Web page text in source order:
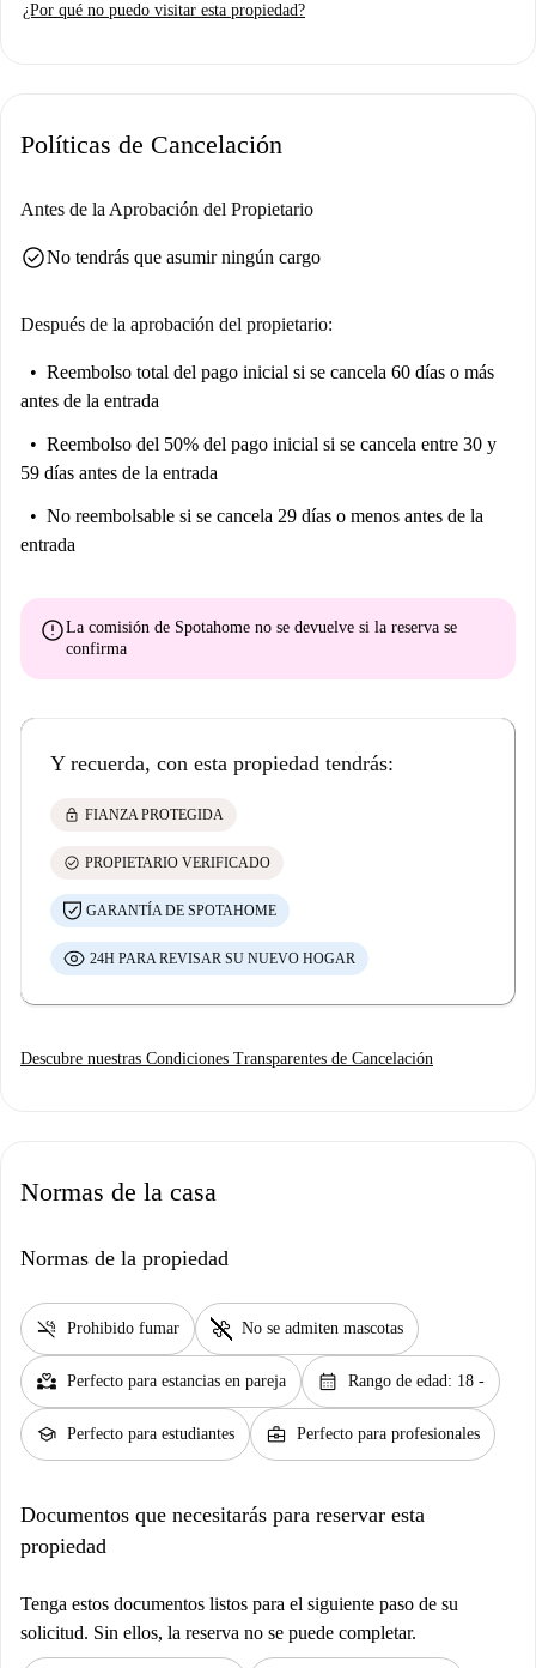
¿Por qué no puedo visitar esta propiedad?
Políticas de Cancelación
Antes de la Aprobación del Propietario
check_circleNo tendrás que asumir ningún cargo
Después de la aprobación del propietario:
Reembolso total del pago inicial si se cancela 60 días o más
antes de la entrada
Reembolso del 50% del pago inicial si se cancela entre 30 y
59 días antes de la entrada
No reembolsable si se cancela 29 días o menos antes de la
entrada
errorLa comisión de Spotahome no se devuelve si la reserva se
confirma
Y recuerda, con esta propiedad tendrás:
lock FIANZA PROTEGIDA
check_circle PROPIETARIO VERIFICADO
GARANTÍA DE SPOTAHOME
24H PARA REVISAR SU NUEVO HOGAR
Descubre nuestras Condiciones Transparentes de Cancelación
Normas de la casa
Normas de la propiedad
smoke_free Prohibido fumar pet_supplies No se admiten mascotas
partner_heart Perfecto para estancias en pareja calendar_month Rango de edad: 18 -
school Perfecto para estudiantes business_center Perfecto para profesionales
Documentos que necesitarás para reservar esta
propiedad
Tenga estos documentos listos para el siguiente paso de su
solicitud. Sin ellos, la reserva no se puede completar.